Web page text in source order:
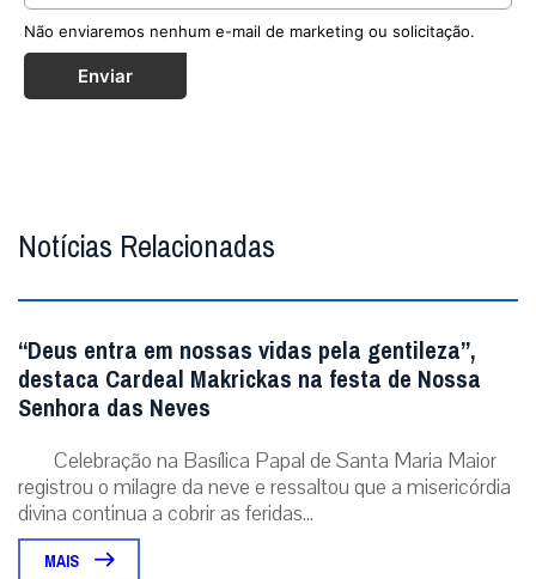
Não enviaremos nenhum e-mail de marketing ou solicitação.
Enviar
Notícias Relacionadas
“Deus entra em nossas vidas pela gentileza”,
destaca Cardeal Makrickas na festa de Nossa
Senhora das Neves
Celebração na Basílica Papal de Santa Maria Maior
registrou o milagre da neve e ressaltou que a misericórdia
divina continua a cobrir as feridas...
MAIS